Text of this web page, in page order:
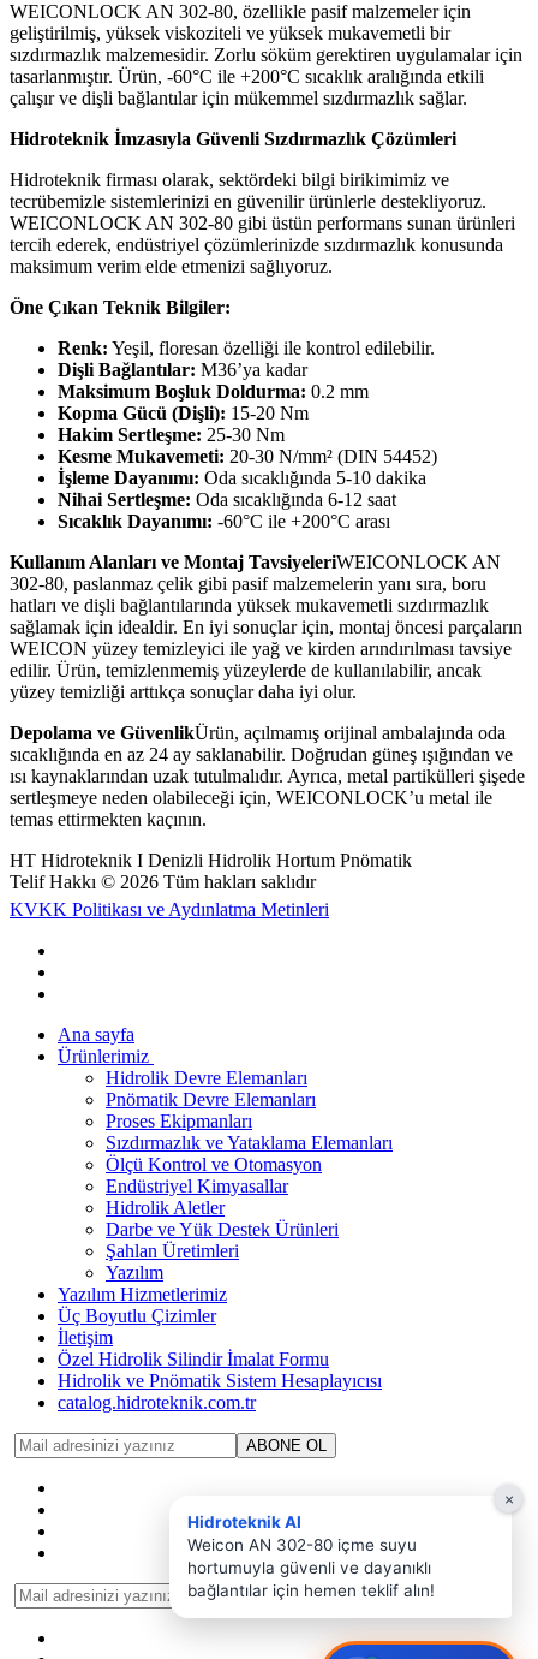
WEICONLOCK AN 302-80, özellikle pasif malzemeler için
geliştirilmiş, yüksek viskoziteli ve yüksek mukavemetli bir
sızdırmazlık malzemesidir. Zorlu söküm gerektiren uygulamalar için
tasarlanmıştır. Ürün, -60°C ile +200°C sıcaklık aralığında etkili
çalışır ve dişli bağlantılar için mükemmel sızdırmazlık sağlar.
Hidroteknik İmzasıyla Güvenli Sızdırmazlık Çözümleri
Hidroteknik firması olarak, sektördeki bilgi birikimimiz ve
tecrübemizle sistemlerinizi en güvenilir ürünlerle destekliyoruz.
WEICONLOCK AN 302-80 gibi üstün performans sunan ürünleri
tercih ederek, endüstriyel çözümlerinizde sızdırmazlık konusunda
maksimum verim elde etmenizi sağlıyoruz.
Öne Çıkan Teknik Bilgiler:
Renk: Yeşil, floresan özelliği ile kontrol edilebilir.
Dişli Bağlantılar: M36’ya kadar
Maksimum Boşluk Doldurma: 0.2 mm
Kopma Gücü (Dişli): 15-20 Nm
Hakim Sertleşme: 25-30 Nm
Kesme Mukavemeti: 20-30 N/mm² (DIN 54452)
İşleme Dayanımı: Oda sıcaklığında 5-10 dakika
Nihai Sertleşme: Oda sıcaklığında 6-12 saat
Sıcaklık Dayanımı: -60°C ile +200°C arası
Kullanım Alanları ve Montaj TavsiyeleriWEICONLOCK AN
302-80, paslanmaz çelik gibi pasif malzemelerin yanı sıra, boru
hatları ve dişli bağlantılarında yüksek mukavemetli sızdırmazlık
sağlamak için idealdir. En iyi sonuçlar için, montaj öncesi parçaların
WEICON yüzey temizleyici ile yağ ve kirden arındırılması tavsiye
edilir. Ürün, temizlenmemiş yüzeylerde de kullanılabilir, ancak
yüzey temizliği arttıkça sonuçlar daha iyi olur.
Depolama ve GüvenlikÜrün, açılmamış orijinal ambalajında oda
sıcaklığında en az 24 ay saklanabilir. Doğrudan güneş ışığından ve
ısı kaynaklarından uzak tutulmalıdır. Ayrıca, metal partikülleri şişede
sertleşmeye neden olabileceği için, WEICONLOCK’u metal ile
temas ettirmekten kaçının.
HT Hidroteknik I Denizli Hidrolik Hortum Pnömatik
Telif Hakkı © 2026 Tüm hakları saklıdır
KVKK Politikası ve Aydınlatma Metinleri
Ana sayfa
Ürünlerimiz
Hidrolik Devre Elemanları
Pnömatik Devre Elemanları
Proses Ekipmanları
Sızdırmazlık ve Yataklama Elemanları
Ölçü Kontrol ve Otomasyon
Endüstriyel Kimyasallar
Hidrolik Aletler
Darbe ve Yük Destek Ürünleri
Şahlan Üretimleri
Yazılım
Yazılım Hizmetlerimiz
Üç Boyutlu Çizimler
İletişim
Özel Hidrolik Silindir İmalat Formu
Hidrolik ve Pnömatik Sistem Hesaplayıcısı
catalog.hidroteknik.com.tr
ABONE OL
ABONE OL
×
Hidroteknik AI
Weicon AN 302-80 içme suyu
hortumuyla güvenli ve dayanıklı
bağlantılar için hemen teklif alın!